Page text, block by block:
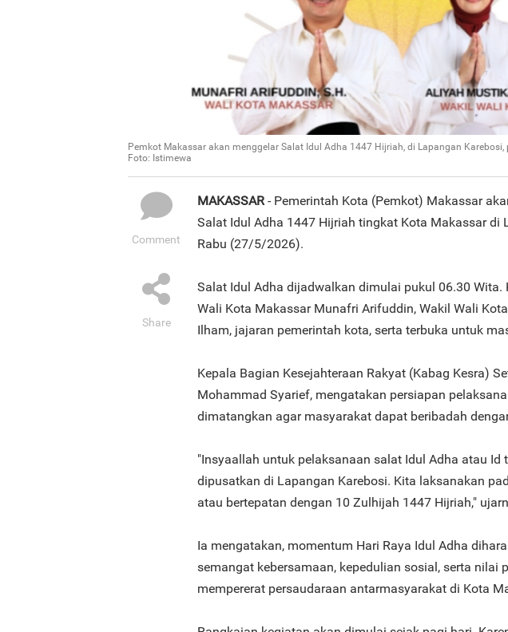
Pemkot Makassar akan menggelar Salat Idul Adha 1447 Hijriah, di Lapangan
Foto: Istimewa
Comment
Share
MAKASSAR- Pemerintah Kota (Pemkot) Makassar
Salat Idul Adha 1447 Hijriah tingkat Kota Makassar di
Rabu (27/5/2026).
Salat Idul Adha dijadwalkan dimulai pukul 06.30 Wita.
Wali Kota Makassar Munafri Arifuddin, Wakil Wali
Ilham, jajaran pemerintah kota, serta terbuka untuk
Kepala Bagian Kesejahteraan Rakyat (Kabag Kesra)
Mohammad Syarief, mengatakan persiapan
dimatangkan agar masyarakat dapat beribadah
"Insyaallah untuk pelaksanaan salat Idul Adha atau Id
dipusatkan di Lapangan Karebosi. Kita laksanakan
atau bertepatan dengan 10 Zulhijah 1447 Hijriah,"
Ia mengatakan, momentum Hari Raya Idul Adha
semangat kebersamaan, kepedulian sosial, serta nilai
mempererat persaudaraan antarmasyarakat di Kota